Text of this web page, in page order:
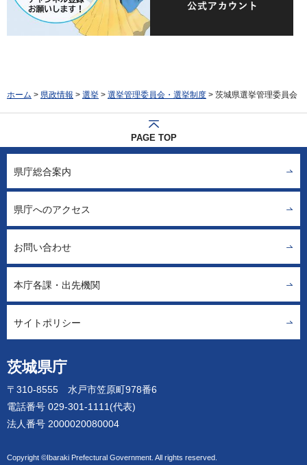
ホーム > 県政情報 > 選挙 > 選挙管理委員会・選挙制度 > 茨城県選挙管理委員会
PAGE TOP
茨城県庁
〒310-8555 水戸市笠原町978番6
電話番号 029-301-1111(代表)
法人番号 2000020080004
Copyright ©Ibaraki Prefectural Government. All rights reserved.
県庁総合案内
県庁へのアクセス
お問い合わせ
本庁各課・出先機関
サイトポリシー